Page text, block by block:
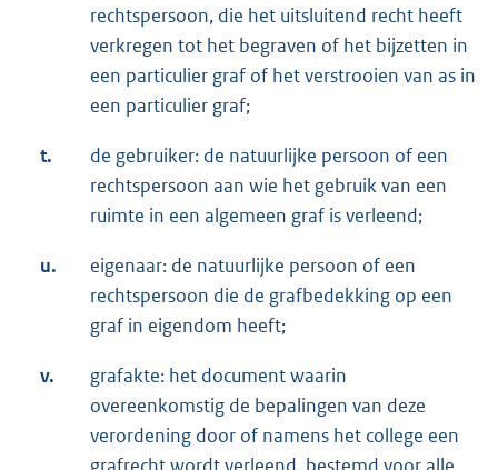
rechtspersoon, die het uitsluitend recht heeft
verkregen tot het begraven of het bijzetten in
een particulier graf of het verstrooien van as in
een particulier graf;
t.
de gebruiker: de natuurlijke persoon of een
rechtspersoon aan wie het gebruik van een
ruimte in een algemeen graf is verleend;
u.
eigenaar: de natuurlijke persoon of een
rechtspersoon die de grafbedekking op een
graf in eigendom heeft;
v.
grafakte: het document waarin
overeenkomstig de bepalingen van deze
verordening door of namens het college een